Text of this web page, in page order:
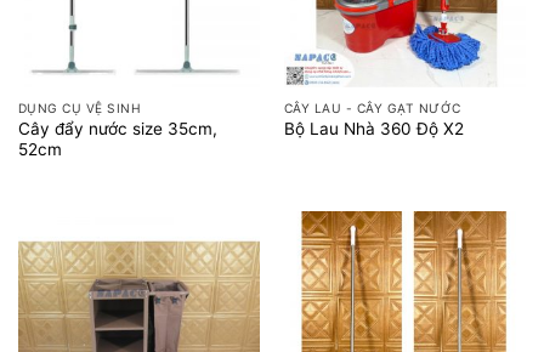
DỤNG CỤ VỆ SINH
Cây đẩy nước size 35cm,
52cm
CÂY LAU - CÂY GẠT NƯỚC
Bộ Lau Nhà 360 Độ X2